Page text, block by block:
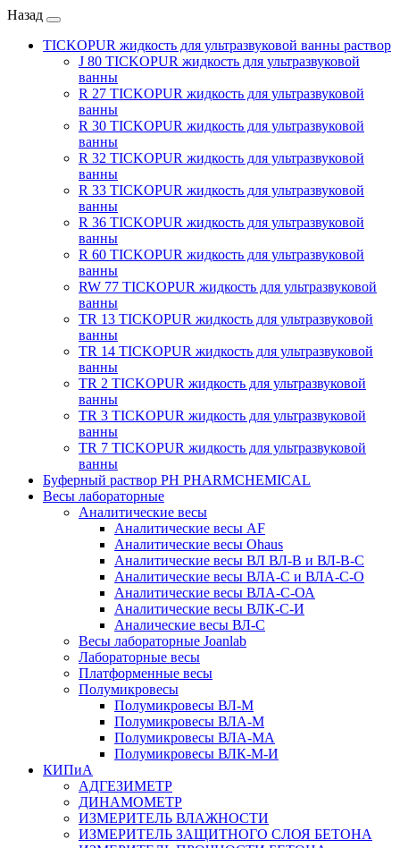
Назад
TICKOPUR жидкость для ультразвуковой ванны раствор
J 80 TICKOPUR жидкость для ультразвуковой
ванны
R 27 TICKOPUR жидкость для ультразвуковой
ванны
R 30 TICKOPUR жидкость для ультразвуковой
ванны
R 32 TICKOPUR жидкость для ультразвуковой
ванны
R 33 TICKOPUR жидкость для ультразвуковой
ванны
R 36 TICKOPUR жидкость для ультразвуковой
ванны
R 60 TICKOPUR жидкость для ультразвуковой
ванны
RW 77 TICKOPUR жидкость для ультразвуковой
ванны
TR 13 TICKOPUR жидкость для ультразвуковой
ванны
TR 14 TICKOPUR жидкость для ультразвуковой
ванны
TR 2 TICKOPUR жидкость для ультразвуковой
ванны
TR 3 TICKOPUR жидкость для ультразвуковой
ванны
TR 7 TICKOPUR жидкость для ультразвуковой
ванны
Буферный раствор PH PHARMCHEMICAL
Весы лабораторные
Аналитические весы
Аналитические весы AF
Аналитические весы Ohaus
Аналитические весы ВЛ ВЛ-В и ВЛ-В-С
Аналитические весы ВЛА-С и ВЛА-С-О
Аналитические весы ВЛА-С-ОА
Аналитические весы ВЛК-С-И
Аналические весы ВЛ-С
Весы лабораторные Joanlab
Лабораторные весы
Платформенные весы
Полумикровесы
Полумикровесы ВЛ-М
Полумикровесы ВЛА-М
Полумикровесы ВЛА-МА
Полумикровесы ВЛК-М-И
КИПиА
АДГЕЗИМЕТР
ДИНАМОМЕТР
ИЗМЕРИТЕЛЬ ВЛАЖНОСТИ
ИЗМЕРИТЕЛЬ ЗАЩИТНОГО СЛОЯ БЕТОНА